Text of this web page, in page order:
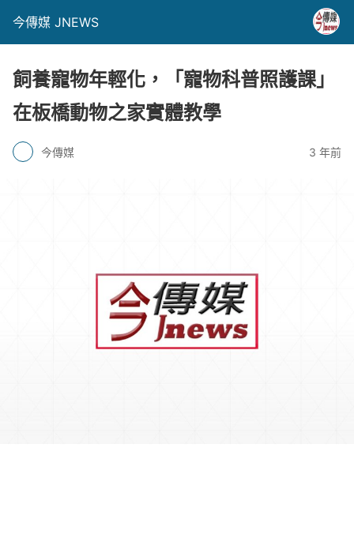
今傳媒 JNEWS
飼養寵物年輕化，「寵物科普照護課」
在板橋動物之家實體教學
今傳媒 3 年前